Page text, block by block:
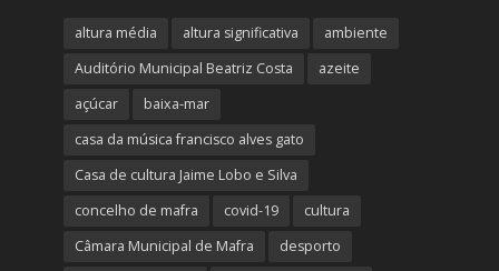
altura média altura significativa
ambiente
Auditório Municipal Beatriz Costa
azeite
açúcar
baixa-mar
casa da música francisco alves gato
Casa de cultura Jaime Lobo e Silva
concelho de mafra
covid-19
cultura
Câmara Municipal de Mafra
desporto